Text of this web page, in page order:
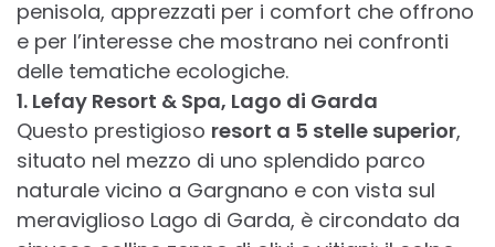
penisola, apprezzati per i comfort che offrono
e per l’interesse che mostrano nei confronti
delle tematiche ecologiche.
1. Lefay Resort & Spa, Lago di Garda
Questo prestigioso resort a 5 stelle superior,
situato nel mezzo di uno splendido parco
naturale vicino a Gargnano e con vista sul
meraviglioso Lago di Garda, è circondato da